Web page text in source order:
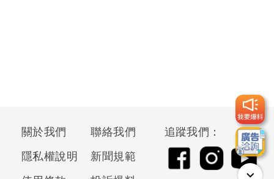
關於我們
聯絡我們
隱私權說明
新聞規範
追蹤我們：